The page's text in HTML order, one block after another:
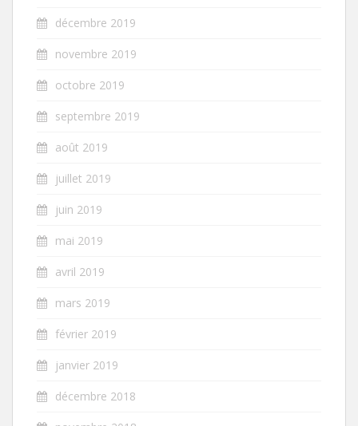
décembre 2019
novembre 2019
octobre 2019
septembre 2019
août 2019
juillet 2019
juin 2019
mai 2019
avril 2019
mars 2019
février 2019
janvier 2019
décembre 2018